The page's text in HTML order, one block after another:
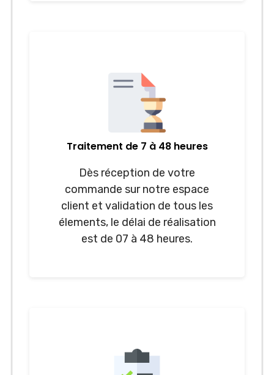
Traitement de 7 à 48 heures
Dès réception de votre
commande sur notre espace
client et validation de tous les
élements, le délai de réalisation
est de 07 à 48 heures.